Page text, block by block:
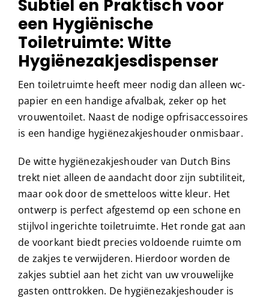
Subtiel en Praktisch voor
een Hygiënische
Toiletruimte: Witte
Hygiënezakjesdispenser
Een toiletruimte heeft meer nodig dan alleen wc-
papier en een handige afvalbak, zeker op het
vrouwentoilet. Naast de nodige opfrisaccessoires
is een handige hygiënezakjeshouder onmisbaar.
De witte hygiënezakjeshouder van Dutch Bins
trekt niet alleen de aandacht door zijn subtiliteit,
maar ook door de smetteloos witte kleur. Het
ontwerp is perfect afgestemd op een schone en
stijlvol ingerichte toiletruimte. Het ronde gat aan
de voorkant biedt precies voldoende ruimte om
de zakjes te verwijderen. Hierdoor worden de
zakjes subtiel aan het zicht van uw vrouwelijke
gasten onttrokken. De hygiënezakjeshouder is